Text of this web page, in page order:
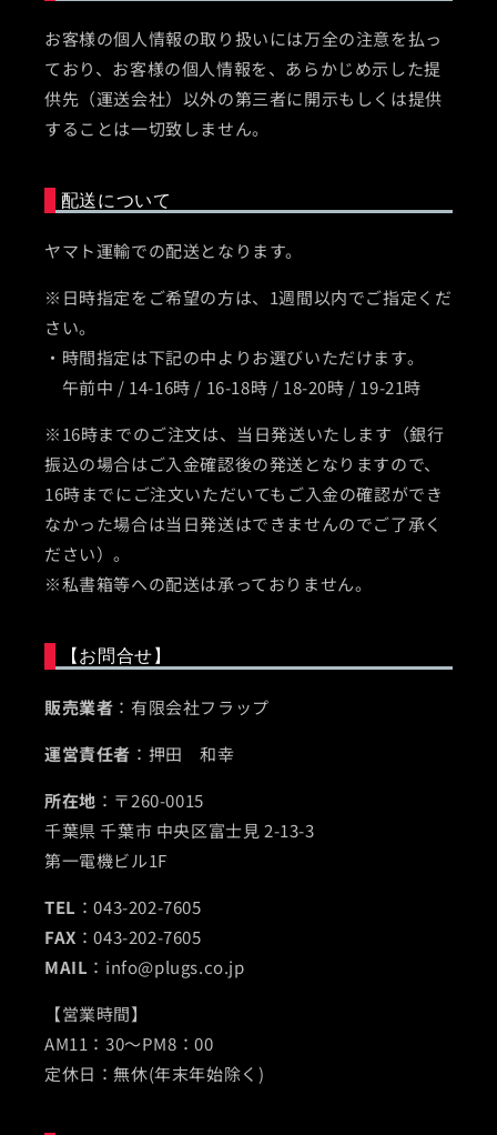
お客様の個人情報の取り扱いには万全の注意を払っ
ており、お客様の個人情報を、あらかじめ示した提
供先（運送会社）以外の第三者に開示もしくは提供
することは一切致しません。
配送について
ヤマト運輸での配送となります。
※日時指定をご希望の方は、1週間以内でご指定くだ
さい。
・時間指定は下記の中よりお選びいただけます。
午前中 / 14-16時 / 16-18時 / 18-20時 / 19-21時
※16時までのご注文は、当日発送いたします（銀行
振込の場合はご入金確認後の発送となりますので、
16時までにご注文いただいてもご入金の確認ができ
なかった場合は当日発送はできませんのでご了承く
ださい）。
※私書箱等への配送は承っておりません。
【お問合せ】
販売業者 ：有限会社フラップ
運営責任者 ：押田 和幸
所在地 ：〒260-0015
千葉県 千葉市 中央区富士見 2-13-3
第一電機ビル1F
TEL ：043-202-7605
FAX ：043-202-7605
MAIL ：info@plugs.co.jp
【営業時間】
AM11：30～PM8：00
定休日：無休(年末年始除く)